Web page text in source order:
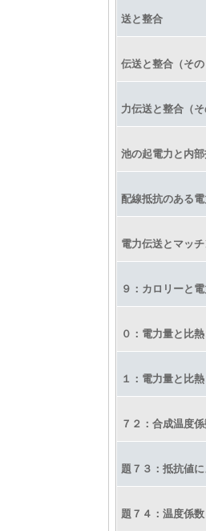
送と整合
伝送と整合（その
力伝送と整合（そ
池の起電力と内
配線抵抗のある
電力伝送とマッチ
９：カロリーと電
０：電力量と比
１：電力量と比
７２：合成温度
題７３：抵抗値
題７４：温度係数